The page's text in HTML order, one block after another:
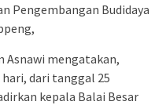
Pengembangan Budidaya
Asnawi mengatakan,
dari tanggal 25
kepala Balai Besar